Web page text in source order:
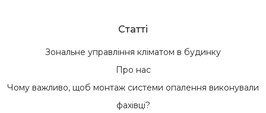
Статті
Зональне управління кліматом в будинку
Про нас
Чому важливо, щоб монтаж системи опалення виконували
фахівці?